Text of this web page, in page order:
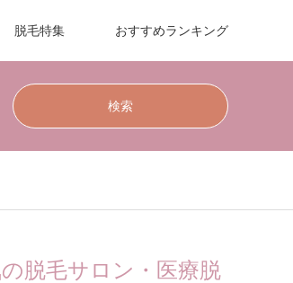
脱毛特集 おすすめランキング
の脱毛サロン・医療脱